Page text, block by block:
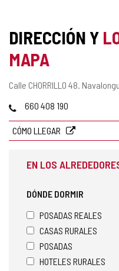
DIRECCIÓN Y
MAPA
Dirección
Calle CHORRILLO 48.
Teléfonos
660 408 190
CÓMO LLEGAR
EN LOS
DÓNDE DORMIR
POSADAS REALES
CASAS RURALES
POSADAS
HOTELES RURALES